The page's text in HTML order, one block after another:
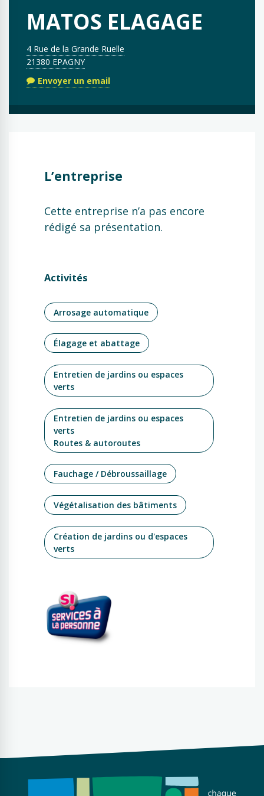
MATOS ELAGAGE
4 Rue de la Grande Ruelle
21380 EPAGNY
Envoyer un email
L’entreprise
Cette entreprise n’a pas encore
rédigé sa présentation.
Activités
Arrosage automatique
Élagage et abattage
Entretien de jardins ou espaces
verts
Entretien de jardins ou espaces
verts
Routes & autoroutes
Fauchage / Débroussaillage
Végétalisation des bâtiments
Création de jardins ou d'espaces
verts